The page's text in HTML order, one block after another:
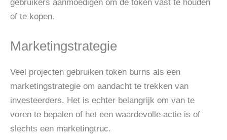
gebruikers aanmoedigen om de token vast te houden
of te kopen.
Marketingstrategie
Veel projecten gebruiken token burns als een
marketingstrategie om aandacht te trekken van
investeerders. Het is echter belangrijk om van te
voren te bepalen of het een waardevolle actie is of
slechts een marketingtruc.